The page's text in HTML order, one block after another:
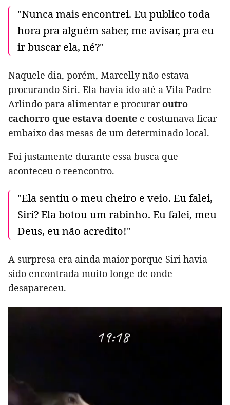
"Nunca mais encontrei. Eu publico toda
hora pra alguém saber, me avisar, pra eu
ir buscar ela, né?"
Naquele dia, porém, Marcelly não estava
procurando Siri. Ela havia ido até a Vila Padre
Arlindo para alimentar e procuraroutro
cachorro que estava doente e costumava ficar
embaixo das mesas de um determinado local.
Foi justamente durante essa busca que
aconteceu o reencontro.
"Ela sentiu o meu cheiro e veio. Eu falei,
Siri? Ela botou um rabinho. Eu falei, meu
Deus, eu não acredito!"
A surpresa era ainda maior porque Siri havia
sido encontrada muito longe de onde
desapareceu.